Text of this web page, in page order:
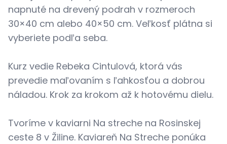
napnuté na drevený podrah v rozmeroch
30×40 cm alebo 40×50 cm. Veľkosť plátna si
vyberiete podľa seba.
Kurz vedie Rebeka Cintulová, ktorá vás
prevedie maľovaním s ľahkosťou a dobrou
náladou. Krok za krokom až k hotovému dielu.
Tvoríme v kaviarni Na streche na Rosinskej
ceste 8 v Žiline. Kaviareň Na Streche ponúka